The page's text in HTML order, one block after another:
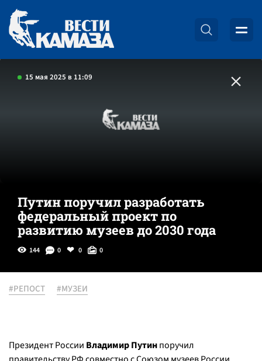
15 мая 2025 в 11:09
Путин поручил разработать
федеральный проект по
развитию музеев до 2030 года
144 0 0 0
#РЕПОСТ #МУЗЕИ
Президент России Владимир Путинпоручил